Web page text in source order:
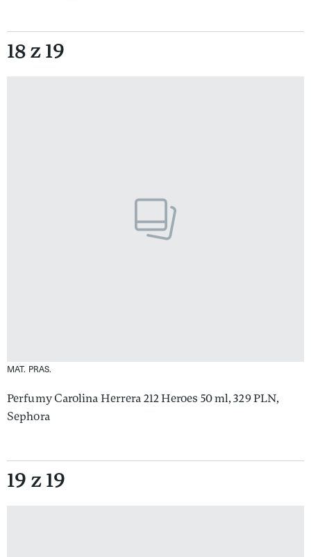
18 z 19
MAT. PRAS.
Perfumy Carolina Herrera 212 Heroes 50 ml, 329 PLN,
Sephora
19 z 19